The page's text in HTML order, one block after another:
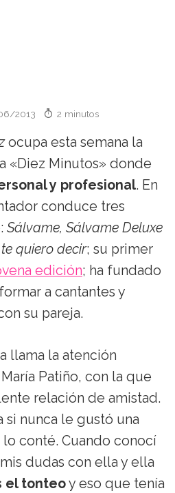
2013 2 minutos
ocupa esta semana la
«Diez Minutos» donde
y profesional. En
conduce tres
Sálvame, Sálvame Deluxe
quiero decir; su primer
edición; ha fundado
a cantantes y
su pareja.
llama la atención
Patiño, con la que
relación de amistad.
nunca le gustó una
lo conté. Cuando conocí
dudas con ella y ella
el tonteoy eso que tenía